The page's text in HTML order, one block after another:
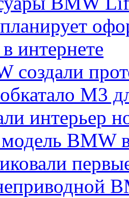
интернете
создали
M3
интерьер
BMW